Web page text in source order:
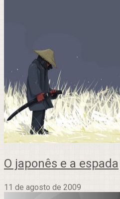
O japonês e a espada
11 de agosto de 2009